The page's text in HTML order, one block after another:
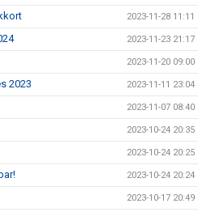
2023-11-28 11:11
2023-11-23 21:17
2023-11-20 09:00
2023 2023-11-11 23:04
2023-11-07 08:40
2023-10-24 20:35
2023-10-24 20:25
2023-10-24 20:24
2023-10-17 20:49